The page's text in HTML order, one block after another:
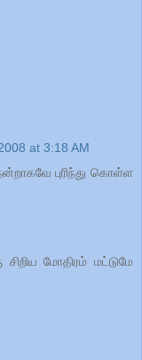
at 3:18 AM
புரிந்து கொள்ள
மோதிரம் மட்டுமே